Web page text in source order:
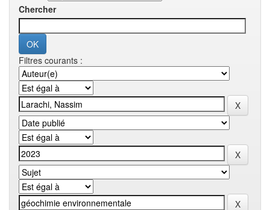
Chercher
Filtres courants :